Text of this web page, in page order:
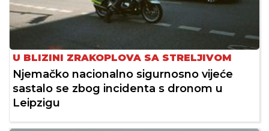
U BLIZINI ZRAKOPLOVA SA STRELJIVOM
Njemačko nacionalno sigurnosno vijeće
sastalo se zbog incidenta s dronom u
Leipzigu